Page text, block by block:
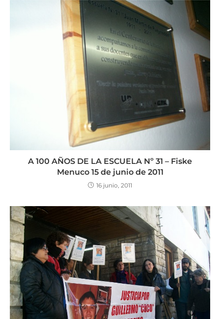
A 100 AÑOS DE LA ESCUELA Nº 31 – Fiske
Menuco 15 de junio de 2011
16 junio, 2011